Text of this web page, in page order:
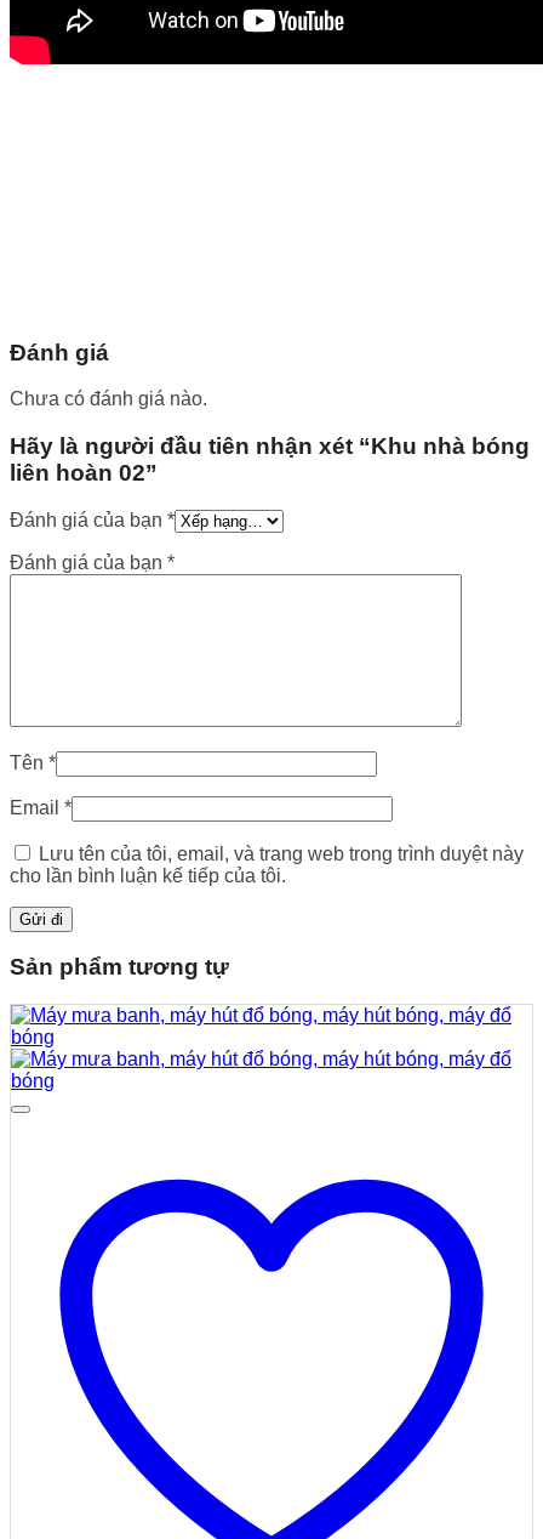
Đánh giá
Chưa có đánh giá nào.
Hãy là người đầu tiên nhận xét “Khu nhà bóng
liên hoàn 02”
Đánh giá của bạn *
Đánh giá của bạn *
Tên *
Email *
Lưu tên của tôi, email, và trang web trong trình duyệt này
cho lần bình luận kế tiếp của tôi.
Sản phẩm tương tự